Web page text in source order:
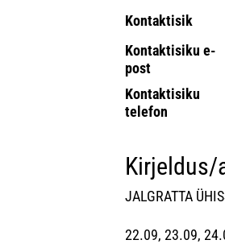
Kontaktisik
Kontaktisiku e-
post
Kontaktisiku
telefon
Kirjeldus/
JALGRATTA
22.09, 23.09,